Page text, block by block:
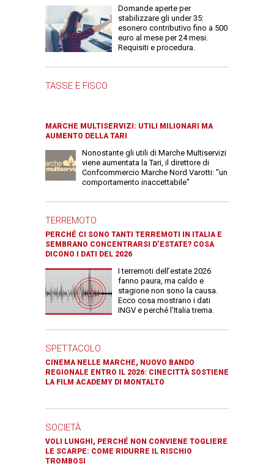
Domande aperte per
stabilizzare gli under 35:
esonero contributivo fino a 500
euro al mese per 24 mesi.
Requisiti e procedura.
TASSE E FISCO
MARCHE MULTISERVIZI: UTILI MILIONARI MA
AUMENTO DELLA TARI
Nonostante gli utili di Marche Multiservizi
viene aumentata la Tari, il direttore di
Confcommercio Marche Nord Varotti: "un
comportamento inaccettabile"
TERREMOTO
PERCHÉ CI SONO TANTI TERREMOTI IN ITALIA E
SEMBRANO CONCENTRARSI D’ESTATE? COSA
DICONO I DATI DEL 2026
I terremoti dell’estate 2026
fanno paura, ma caldo e
stagione non sono la causa.
Ecco cosa mostrano i dati
INGV e perché l’Italia trema.
SPETTACOLO
CINEMA NELLE MARCHE, NUOVO BANDO
REGIONALE ENTRO IL 2026: CINECITTÀ SOSTIENE
LA FILM ACADEMY DI MONTALTO
SOCIETÀ
VOLI LUNGHI, PERCHÉ NON CONVIENE TOGLIERE
LE SCARPE: COME RIDURRE IL RISCHIO
TROMBOSI